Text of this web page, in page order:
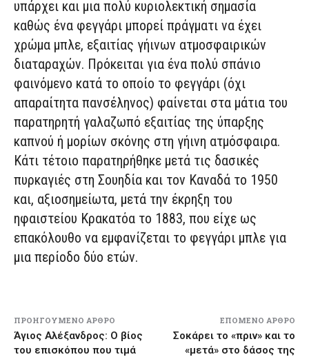
υπάρχει και μια πολύ κυριολεκτική σημασία
καθώς ένα φεγγάρι μπορεί πράγματι να έχει
χρώμα μπλε, εξαιτίας γήινων ατμοσφαιρικών
διαταραχών. Πρόκειται για ένα πολύ σπάνιο
φαινόμενο κατά το οποίο το φεγγάρι (όχι
απαραίτητα πανσέληνος) φαίνεται στα μάτια του
παρατηρητή γαλαζωπό εξαιτίας της ύπαρξης
καπνού ή μορίων σκόνης στη γήινη ατμόσφαιρα.
Κάτι τέτοιο παρατηρήθηκε μετά τις δασικές
πυρκαγιές στη Σουηδία και τον Καναδά το 1950
και, αξιοσημείωτα, μετά την έκρηξη του
ηφαιστείου Κρακατόα το 1883, που είχε ως
επακόλουθο να εμφανίζεται το φεγγάρι μπλε για
μια περίοδο δύο ετών.
ΠΡΟΗΓΟΎΜΕΝΟ ΆΡΘΡΟ
Άγιος Αλέξανδρος: Ο βίος
του επισκόπου που τιμά
ΕΠΌΜΕΝΟ ΆΡΘΡΟ
Σοκάρει το «πριν» και το
«μετά» στο δάσος της